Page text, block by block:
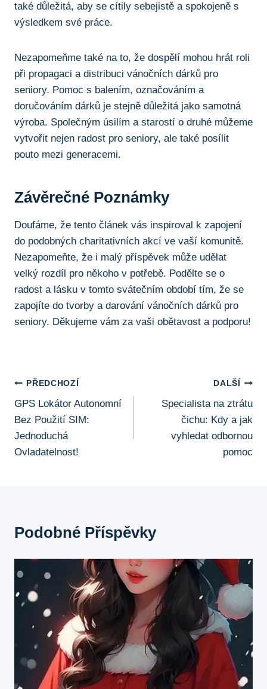
také důležitá, aby⁢ se cítily sebejistě a spokojeně s
výsledkem své práce.
Nezapomeňme ‍také ⁤na ​to, že dospělí mohou⁢ hrát roli
při propagaci a distribuci vánočních dárků pro
‌seniory.​ Pomoc s balením, označováním a
doručováním dárků je stejně důležitá jako ⁢samotná
výroba. Společným úsilím a starostí o ⁣druhé můžeme
vytvořit nejen radost pro seniory, ale‍ také posílit
pouto mezi generacemi.
Závěrečné Poznámky
Doufáme, že tento článek ​vás inspiroval k zapojení
do podobných charitativních akcí⁣ ve vaší komunitě.
Nezapomeňte, že i malý příspěvek​ může udělat ​
velký rozdíl pro někoho⁢ v potřebě. Podělte se o
radost a lásku v tomto svátečním období tím, že se
zapojíte do tvorby ⁤a darování vánočních dárků pro
seniory. Děkujeme vám za vaši obětavost a ‍podporu!
Navigace
Pro
Příspěvek
PŘEDCHOZÍ
GPS Lokátor Autonomní
Bez Použití SIM:
Jednoduchá
Ovladatelnost!
DALŠÍ
Specialista na ztrátu
čichu: Kdy a jak
vyhledat odbornou
pomoc
Podobné Příspěvky